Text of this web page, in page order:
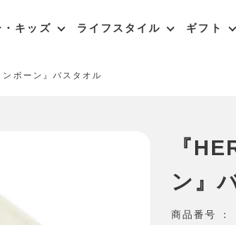
・キッズ ライフスタイル ギフト
ボーン』バスタオル
『
ン』
商品番号